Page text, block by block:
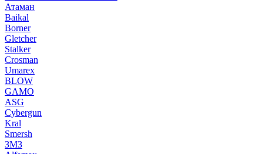
Атаман
Baikal
Borner
Gletcher
Stalker
Crosman
Umarex
BLOW
GAMO
ASG
Cybergun
Kral
Smersh
ЗМЗ